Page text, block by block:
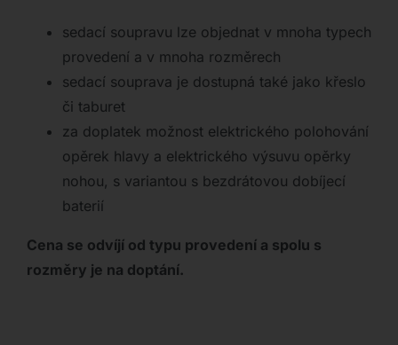
sedací soupravu lze objednat v mnoha typech
provedení a v mnoha rozměrech
sedací souprava je dostupná také jako křeslo
či taburet
za doplatek možnost elektrického polohování
opěrek hlavy a elektrického výsuvu opěrky
nohou, s variantou s bezdrátovou dobíjecí
baterií
Cena se odvíjí od typu provedení a spolu s
rozměry je na doptání.